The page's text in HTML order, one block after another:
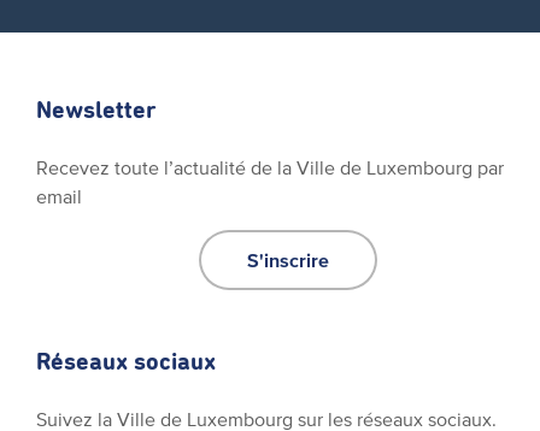
Newsletter
Recevez toute l’actualité de la Ville de Luxembourg par
email
S'inscrire
Réseaux sociaux
Suivez la Ville de Luxembourg sur les réseaux sociaux.